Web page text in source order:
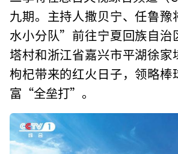
九期。主持人撒贝宁、任鲁
水小分队”前往宁夏回族自治
塔村和浙江省嘉兴市平湖徐家
枸杞带来的红火日子，领略棒
富“全垒打”。